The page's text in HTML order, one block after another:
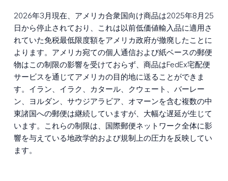
2026年3月現在、アメリカ合衆国向け商品は2025年8月25
日から停止されており、これは以前低価値輸入品に適用さ
れていた免税最低限度額をアメリカ政府が撤廃したことに
よります。アメリカ宛ての個人通信および紙ベースの郵便
物はこの制限の影響を受けておらず、商品はFedEx宅配便
サービスを通じてアメリカの目的地に送ることができま
す。イラン、イラク、カタール、クウェート、バーレー
ン、ヨルダン、サウジアラビア、オマーンを含む複数の中
東諸国への郵便は継続していますが、大幅な遅延が生じて
います。これらの制限は、国際郵便ネットワーク全体に影
響を与えている地政学的および規制上の圧力を反映してい
ます。